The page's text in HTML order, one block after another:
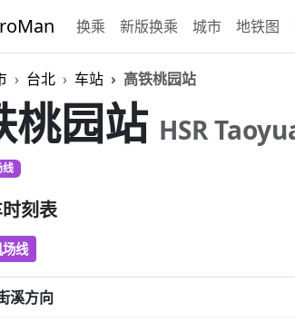
换乘 新版换乘 城市 地铁图
台北 车站 高铁桃园站
桃园站 HSR
线
刻表
线
溪方向